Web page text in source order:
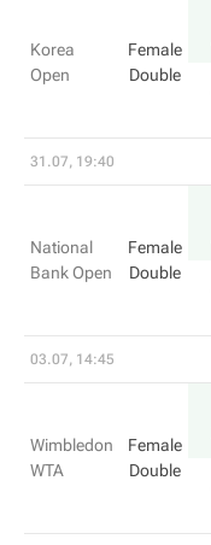
Korea
Open
Female
Double
31.07, 19:40
National
Bank Open
Female
Double
03.07, 14:45
Wimbledon
WTA
Female
Double